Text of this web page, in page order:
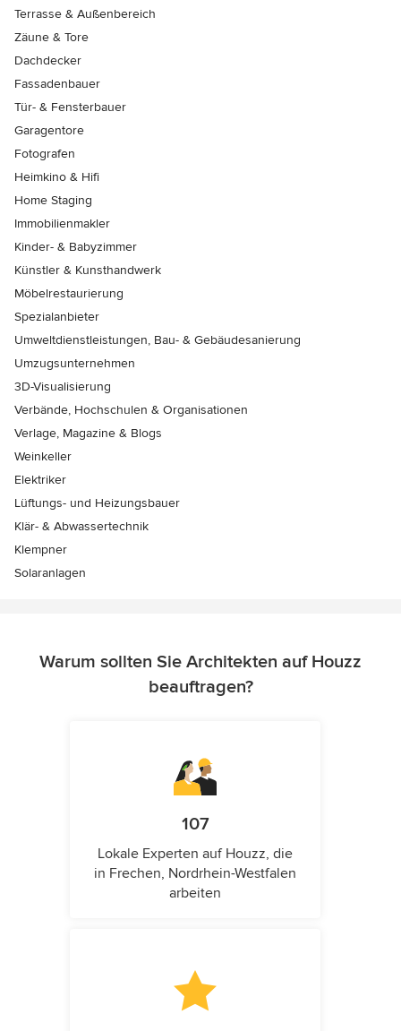
Terrasse & Außenbereich
Zäune & Tore
Dachdecker
Fassadenbauer
Tür- & Fensterbauer
Garagentore
Fotografen
Heimkino & Hifi
Home Staging
Immobilienmakler
Kinder- & Babyzimmer
Künstler & Kunsthandwerk
Möbelrestaurierung
Spezialanbieter
Umweltdienstleistungen, Bau- & Gebäudesanierung
Umzugsunternehmen
3D-Visualisierung
Verbände, Hochschulen & Organisationen
Verlage, Magazine & Blogs
Weinkeller
Elektriker
Lüftungs- und Heizungsbauer
Klär- & Abwassertechnik
Klempner
Solaranlagen
Warum sollten Sie Architekten auf Houzz
beauftragen?
107
Lokale Experten auf Houzz, die
in Frechen, Nordrhein-Westfalen
arbeiten